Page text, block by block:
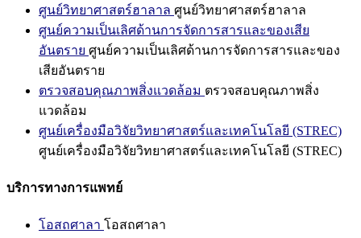
ศูนย์วิทยาศาสตร์ฮาลาล ศูนย์วิทยาศาสตร์ฮาลาล
ศูนย์ความเป็นเลิศด้านการจัดการสารและของเสีย
อันตราย ศูนย์ความเป็นเลิศด้านการจัดการสารและของ
เสียอันตราย
ตรวจสอบคุณภาพสิ่งแวดล้อม ตรวจสอบคุณภาพสิ่ง
แวดล้อม
ศูนย์เครื่องมือวิจัยวิทยาศาสตร์และเทคโนโลยี (STREC)
ศูนย์เครื่องมือวิจัยวิทยาศาสตร์และเทคโนโลยี (STREC)
บริการทางการแพทย์
โอสถศาลา โอสถศาลา